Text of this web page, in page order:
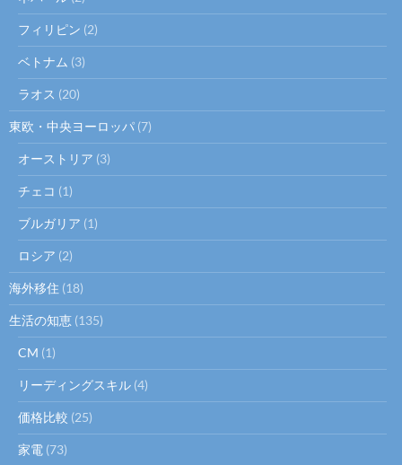
フィリピン (2)
ベトナム (3)
ラオス (20)
東欧・中央ヨーロッパ (7)
オーストリア (3)
チェコ (1)
ブルガリア (1)
ロシア (2)
海外移住 (18)
生活の知恵 (135)
CM (1)
リーディングスキル (4)
価格比較 (25)
家電 (73)